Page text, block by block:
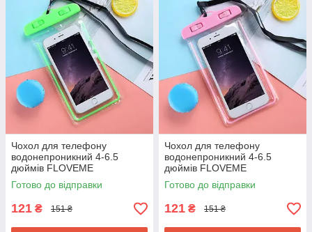
Чохол для телефону
водонепроникний 4-6.5
дюймів FLOVEME
YXF68043_5 зелений
Готово до відправки
121 ₴ 151 ₴
Чохол для телефону
водонепроникний 4-6.5
дюймів FLOVEME
YXF68043_9 рожевий
Готово до відправки
121 ₴ 151 ₴